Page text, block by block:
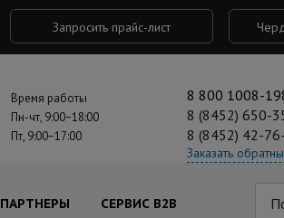
Запросить прайс-лист
Время работы
Пн-чт, 9:00−18:00
Пт, 9:00−17:00
8 800 1008-
8 (8452) 650-
8 (8452) 42-
Заказать
ПАРТНЕРЫ СЕРВИС B2B